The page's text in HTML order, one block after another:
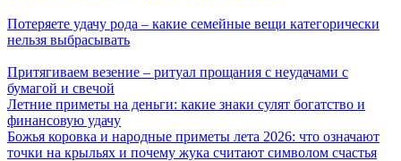
Потеряете удачу рода – какие семейные вещи категорически
нельзя выбрасывать
Притягиваем везение – ритуал прощания с неудачами с
бумагой и свечой
Летние приметы на деньги: какие знаки сулят богатство и
финансовую удачу
Божья коровка и народные приметы лета 2026: что означают
точки на крыльях и почему жука считают символом счастья